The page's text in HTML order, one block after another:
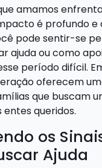
amamos
é profundo e
pode sentir-se
ajuda ou como
período difícil.
oferecem
que buscam
queridos.
os
Ajuda